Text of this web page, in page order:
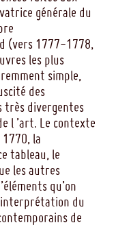
générale du
(vers 1777-1778,
les plus
simple,
des
divergentes
l ’art. Le contexte
la
tableau, le
les autres
qu’on
du
de